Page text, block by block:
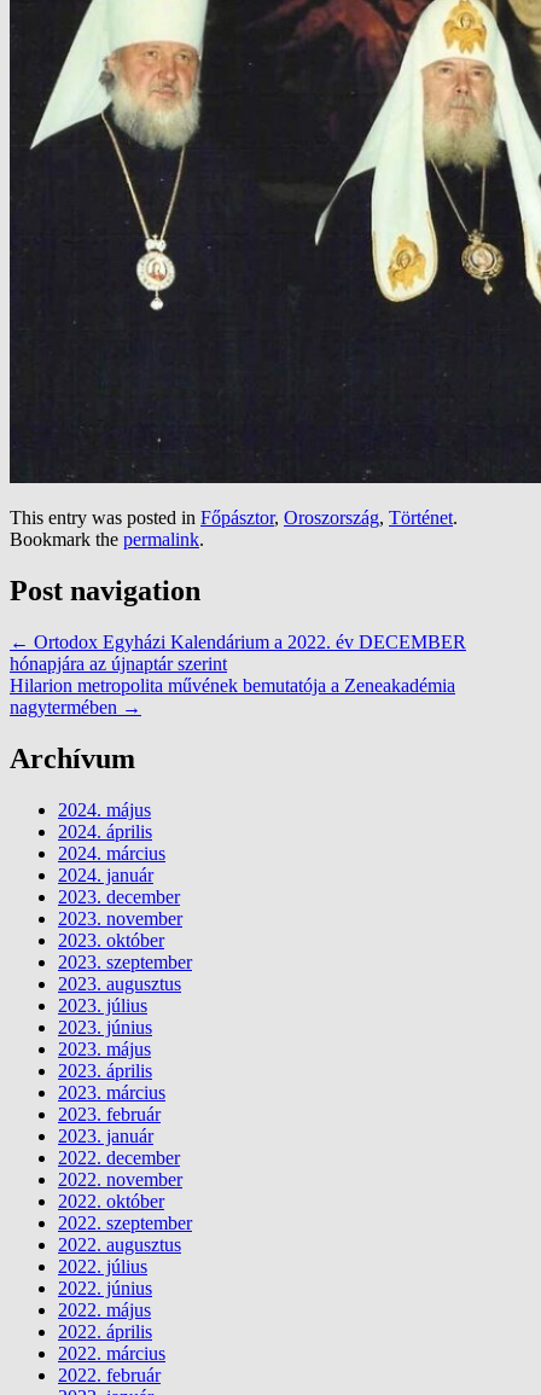
This entry was posted in Főpásztor, Oroszország, Történet.
Bookmark the permalink.
Post navigation
← Ortodox Egyházi Kalendárium a 2022. év DECEMBER
hónapjára az újnaptár szerint
Hilarion metropolita művének bemutatója a Zeneakadémia
nagytermében →
Archívum
2024. május
2024. április
2024. március
2024. január
2023. december
2023. november
2023. október
2023. szeptember
2023. augusztus
2023. július
2023. június
2023. május
2023. április
2023. március
2023. február
2023. január
2022. december
2022. november
2022. október
2022. szeptember
2022. augusztus
2022. július
2022. június
2022. május
2022. április
2022. március
2022. február